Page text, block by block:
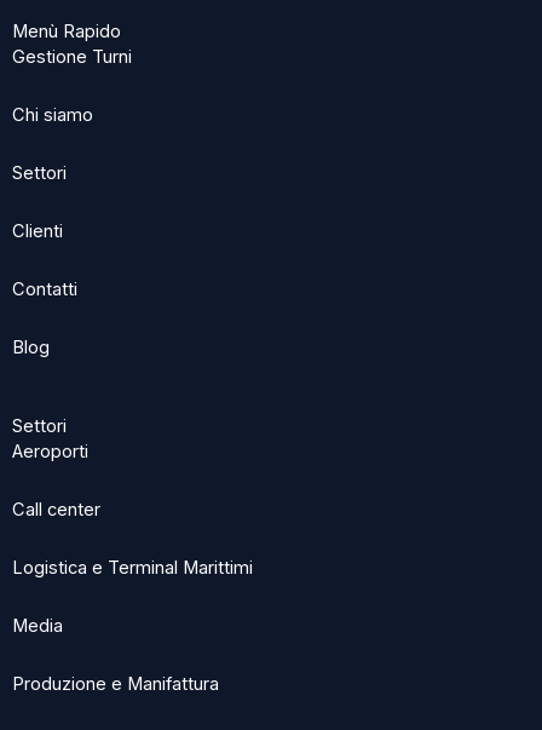
e
b
o
o
k
w
i
Menù Rapido
Gestione Turni
Chi siamo
Settori
Clienti
Contatti
Blog
Settori
Aeroporti
Call center
Logistica e Terminal Marittimi
Media
Produzione e Manifattura